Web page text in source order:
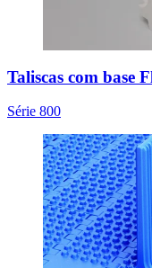
Taliscas com base
Série 800